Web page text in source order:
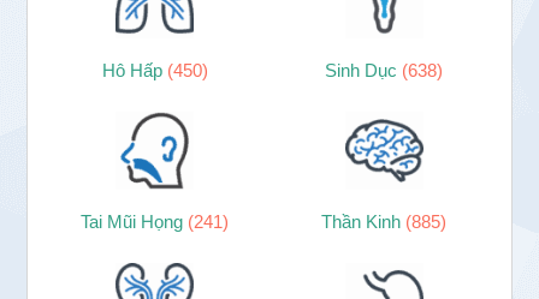
Hô Hấp (450) Sinh Dục (638)
Tai Mũi Họng (241) Thần Kinh (885)